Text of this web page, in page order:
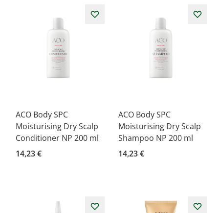
ACO Body SPC
Moisturising Dry Scalp
Conditioner NP 200 ml
14,23 €
ACO Body SPC
Moisturising Dry Scalp
Shampoo NP 200 ml
14,23 €